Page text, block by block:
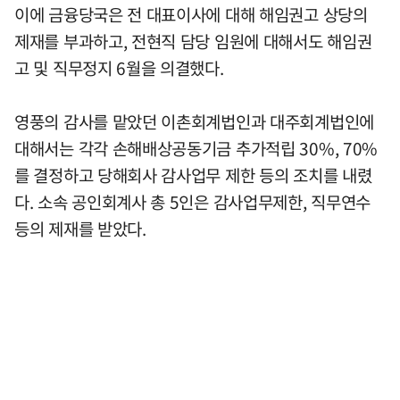
이에 금융당국은 전 대표이사에 대해 해임권고 상당의
제재를 부과하고, 전현직 담당 임원에 대해서도 해임권
고 및 직무정지 6월을 의결했다.
영풍의 감사를 맡았던 이촌회계법인과 대주회계법인에
대해서는 각각 손해배상공동기금 추가적립 30%, 70%
를 결정하고 당해회사 감사업무 제한 등의 조치를 내렸
다. 소속 공인회계사 총 5인은 감사업무제한, 직무연수
등의 제재를 받았다.